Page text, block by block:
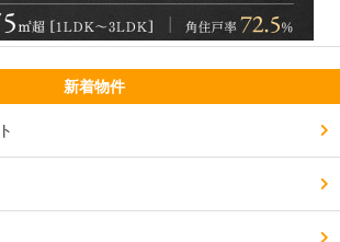
新着物件